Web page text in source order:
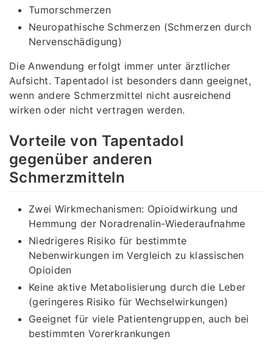
Tumorschmerzen
Neuropathische Schmerzen (Schmerzen durch
Nervenschädigung)
Die Anwendung erfolgt immer unter ärztlicher
Aufsicht. Tapentadol ist besonders dann geeignet,
wenn andere Schmerzmittel nicht ausreichend
wirken oder nicht vertragen werden.
Vorteile von Tapentadol
gegenüber anderen
Schmerzmitteln
Zwei Wirkmechanismen: Opioidwirkung und
Hemmung der Noradrenalin-Wiederaufnahme
Niedrigeres Risiko für bestimmte
Nebenwirkungen im Vergleich zu klassischen
Opioiden
Keine aktive Metabolisierung durch die Leber
(geringeres Risiko für Wechselwirkungen)
Geeignet für viele Patientengruppen, auch bei
bestimmten Vorerkrankungen